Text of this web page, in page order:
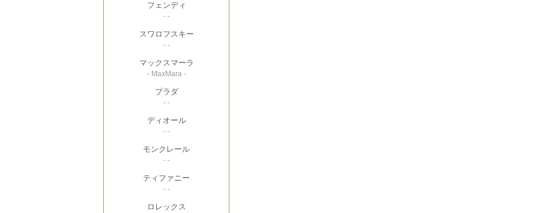
フェンディ
- -
スワロフスキー
- -
マックスマーラ
- MaxMara -
プラダ
- -
ディオール
- -
モンクレール
- -
ティファニー
- -
ロレックス